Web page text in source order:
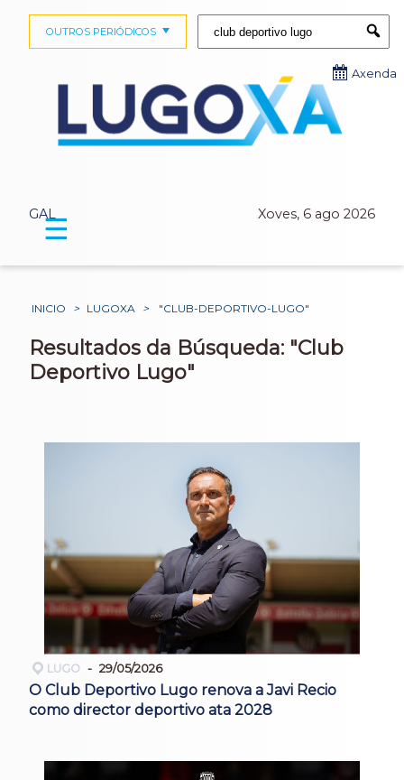
GAL Xoves, 6 ago 2026
OUTROS PERIÓDICOS
Axenda
☰
INICIO > LUGOXA > "CLUB-DEPORTIVO-LUGO"
Resultados da Búsqueda: "Club
Deportivo Lugo"
LUGO 29/05/2026
O Club Deportivo Lugo renova a Javi Recio
como director deportivo ata 2028